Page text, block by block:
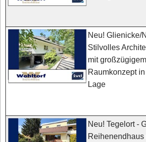
Neu! Glienicke/
Stilvolles
mit großzügigem
Raumkonzept
Lage
Neu! Tegelort -
Reihenendhaus